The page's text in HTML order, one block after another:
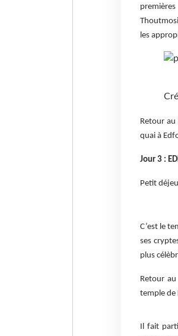
les
Retour
quai à
Jour 3 :
Petit
C’est le
ses
plus
Retour
temple de
Il fait